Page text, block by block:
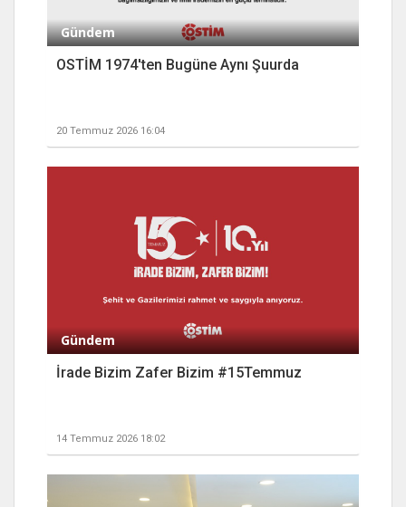
Gündem
OSTİM 1974'ten Bugüne Aynı Şuurda
20 Temmuz 2026 16:04
Gündem
İrade Bizim Zafer Bizim #15Temmuz
14 Temmuz 2026 18:02